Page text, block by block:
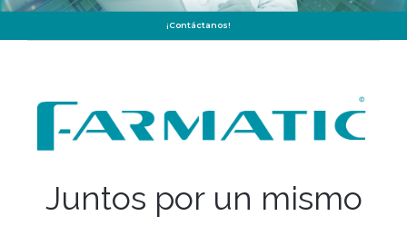
¡Contáctanos!
Juntos por un mismo